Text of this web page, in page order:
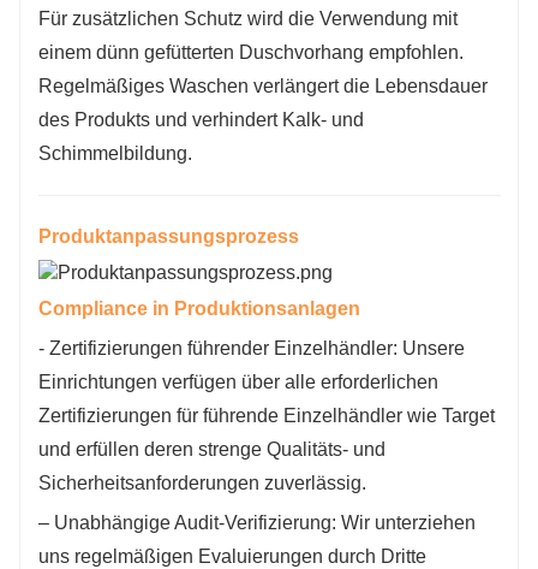
Für zusätzlichen Schutz wird die Verwendung mit
einem dünn gefütterten Duschvorhang empfohlen.
Regelmäßiges Waschen verlängert die Lebensdauer
des Produkts und verhindert Kalk- und
Schimmelbildung.
Produktanpassungsprozess
Compliance in Produktionsanlagen
- Zertifizierungen führender Einzelhändler: Unsere
Einrichtungen verfügen über alle erforderlichen
Zertifizierungen für führende Einzelhändler wie Target
und erfüllen deren strenge Qualitäts- und
Sicherheitsanforderungen zuverlässig.
– Unabhängige Audit-Verifizierung: Wir unterziehen
uns regelmäßigen Evaluierungen durch Dritte